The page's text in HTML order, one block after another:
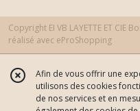
Copyright EI VB LAYETTE ET CIE
réalisé avec eProShopping
Afin de vous offrir une
utilisons des cookies
de nos services et en